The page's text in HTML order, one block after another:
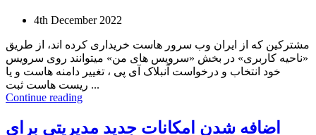
4th December 2022
مشترکین که از ایران وب سرور هاست خریداری کرده اند، از طریق
«ناحیه کاربری» در بخش «سرویس های من» میتوانند روی سرویس
خود انتخاب و درخواست آنبلاک آی پی ، تغییر دامنه هاست و یا
ریست هاست ثبت ...
Continue reading
اضافه شدن امکانات جدید مدیریتی برای